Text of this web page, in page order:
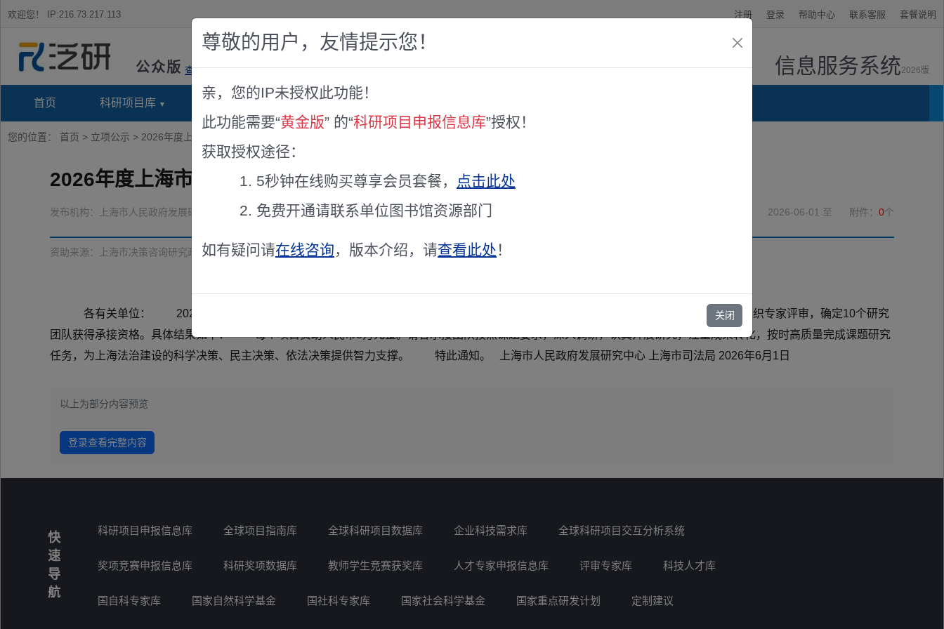
欢迎您！ IP:216.73.217.113 注册 登录 帮助中心 联系客服 套餐说明
公众版 查看说明 信息服务系统2026版
首页 科研项目库 项目指南库 奖项竞赛库
您的位置： 首页 > 立项公示 > 2026年度上海市决策咨询研究政府法治专项课题申报评审结果通知
2026年度上海市决策咨询研究政府法治专项课题申报评审结果通知
发布机构： 上海市人民政府发展研究中心；上海市司法局 2026-06-01 至 附件： 0个
资助来源： 上海市决策咨询研究政府法治专项课题
各有关单位： 2026年度决策咨询研究政府法治专项课题于3月17日至3月31日面向社会公开申报，期间收到有效申请共108份。经组织专家评审，确定10个研究
团队获得承接资格。具体结果如下： 每个项目资助人民币8万元整。请各承接团队按照课题要求，深入调研，认真开展研究，注重成果转化，按时高质量完成课题研究
任务，为上海法治建设的科学决策、民主决策、依法决策提供智力支撑。 特此通知。 上海市人民政府发展研究中心 上海市司法局 2026年6月1日
以上为部分内容预览
登录查看完整内容
快
速
导
航
科研项目申报信息库 全球项目指南库 全球科研项目数据库 企业科技需求库 全球科研项目交互分析系统
奖项竞赛申报信息库 科研奖项数据库 教师学生竞赛获奖库 人才专家申报信息库 评审专家库 科技人才库
国自科专家库 国家自然科学基金 国社科专家库 国家社会科学基金 国家重点研发计划 定制建议
尊敬的用户，友情提示您！
亲，您的IP未授权此功能！
此功能需要“黄金版” 的“科研项目申报信息库”授权！
获取授权途径：
5秒钟在线购买尊享会员套餐，
点击此处
免费开通请联系单位图书馆资源部门
如有疑问请在线咨询，版本介绍，请查看此处 ！
关闭